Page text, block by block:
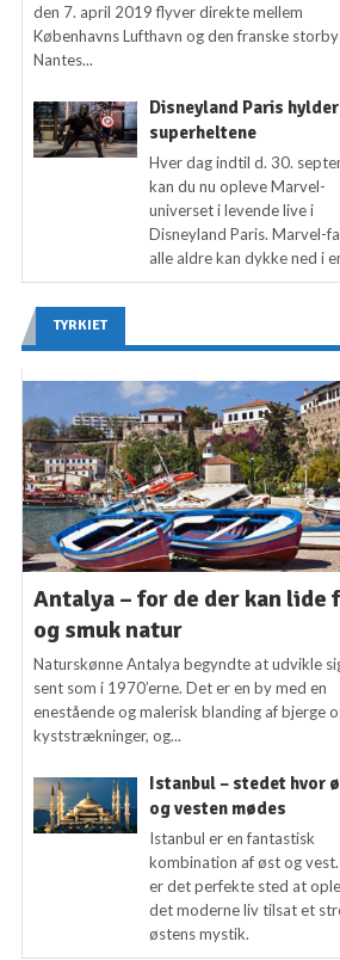
den 7. april 2019 flyver direkte mellem
Københavns Lufthavn og den franske storby
Nantes...
Disneyland Paris hylder
superheltene
Hver dag indtil d. 30.
kan du nu opleve Marvel-
universet i levende live i
Disneyland Paris. Marvel-
alle aldre kan dykke ned i
TYRKIET
Antalya – for de der kan lide
og smuk natur
Naturskønne Antalya begyndte at udvikle
sent som i 1970’erne. Det er en by med en
enestående og malerisk blanding af bjerge
kyststrækninger, og...
Istanbul – stedet hvor
og vesten mødes
Istanbul er en fantastisk
kombination af øst og
er det perfekte sted at
det moderne liv tilsat et
østens mystik.